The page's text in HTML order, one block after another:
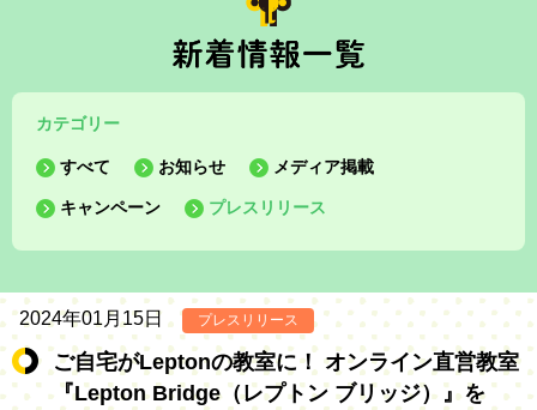
カテゴリー
すべて お知らせ メディア掲載
キャンペーン プレスリリース
2024年01月15日 プレスリリース
ご自宅がLeptonの教室に！ オンライン直営教室
『Lepton Bridge（レプトン ブリッジ）』を